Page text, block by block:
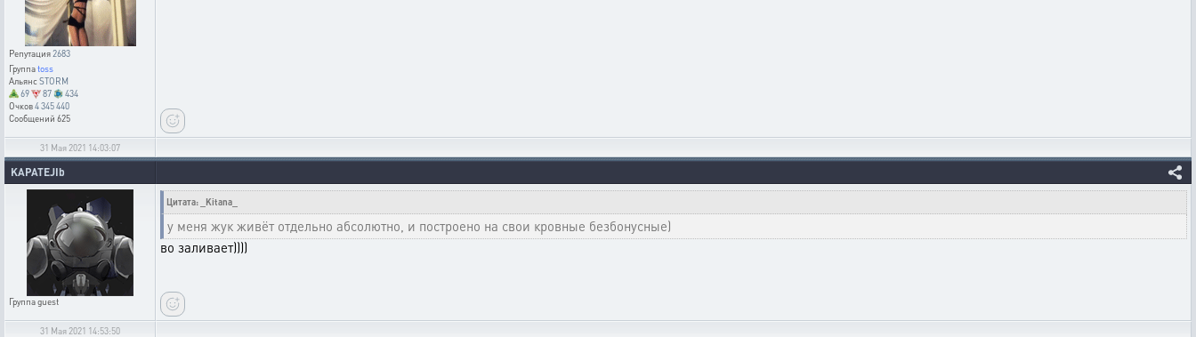
Репутация2683
Группаtoss
АльянсSTORM
69
87
434
Очков4 345 440
Сообщений 625
31 Мая 2021 14:03:07
KAPATEJIb
Группаguest
Цитата: _Kitana_
у меня жук живёт отдельно абсолютно, и построено на свои кровные безбонусные)
во заливает))))
31 Мая 2021 14:53:50